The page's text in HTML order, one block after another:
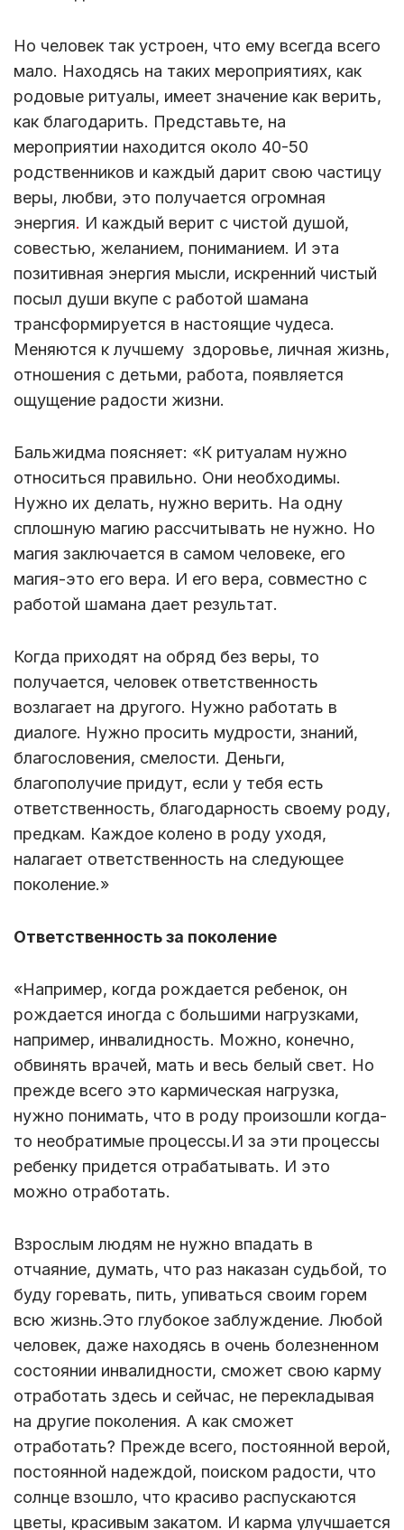
Но человек так устроен, что ему всегда всего
мало. Находясь на таких мероприятиях, как
родовые ритуалы, имеет значение как верить,
как благодарить. Представьте, на
мероприятии находится около 40-50
родственников и каждый дарит свою частицу
веры, любви, это получается огромная
энергия. И каждый верит с чистой душой,
совестью, желанием, пониманием. И эта
позитивная энергия мысли, искренний чистый
посыл души вкупе с работой шамана
трансформируется в настоящие чудеса.
Меняются к лучшему здоровье, личная жизнь,
отношения с детьми, работа, появляется
ощущение радости жизни.
Бальжидма поясняет: «К ритуалам нужно
относиться правильно. Они необходимы.
Нужно их делать, нужно верить. На одну
сплошную магию рассчитывать не нужно. Но
магия заключается в самом человеке, его
магия-это его вера. И его вера, совместно с
работой шамана дает результат.
Когда приходят на обряд без веры, то
получается, человек ответственность
возлагает на другого. Нужно работать в
диалоге. Нужно просить мудрости, знаний,
благословения, смелости. Деньги,
благополучие придут, если у тебя есть
ответственность, благодарность своему роду,
предкам. Каждое колено в роду уходя,
налагает ответственность на следующее
поколение.»
Ответственность за поколение
«Например, когда рождается ребенок, он
рождается иногда с большими нагрузками,
например, инвалидность. Можно, конечно,
обвинять врачей, мать и весь белый свет. Но
прежде всего это кармическая нагрузка,
нужно понимать, что в роду произошли когда-
то необратимые процессы.И за эти процессы
ребенку придется отрабатывать. И это
можно отработать.
Взрослым людям не нужно впадать в
отчаяние, думать, что раз наказан судьбой, то
буду горевать, пить, упиваться своим горем
всю жизнь.Это глубокое заблуждение. Любой
человек, даже находясь в очень болезненном
состоянии инвалидности, сможет свою карму
отработать здесь и сейчас, не перекладывая
на другие поколения. А как сможет
отработать? Прежде всего, постоянной верой,
постоянной надеждой, поиском радости, что
солнце взошло, что красиво распускаются
цветы, красивым закатом. И карма улучшается